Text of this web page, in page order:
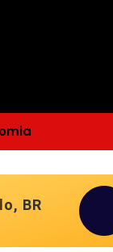
BR